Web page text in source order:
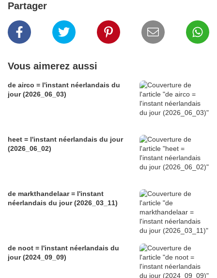
Partager
Vous aimerez aussi
de airco = l'instant néerlandais du
jour (2026_06_03)
heet = l'instant néerlandais du jour
(2026_06_02)
de markthandelaar = l'instant
néerlandais du jour (2026_03_11)
de noot = l'instant néerlandais du
jour (2024_09_09)